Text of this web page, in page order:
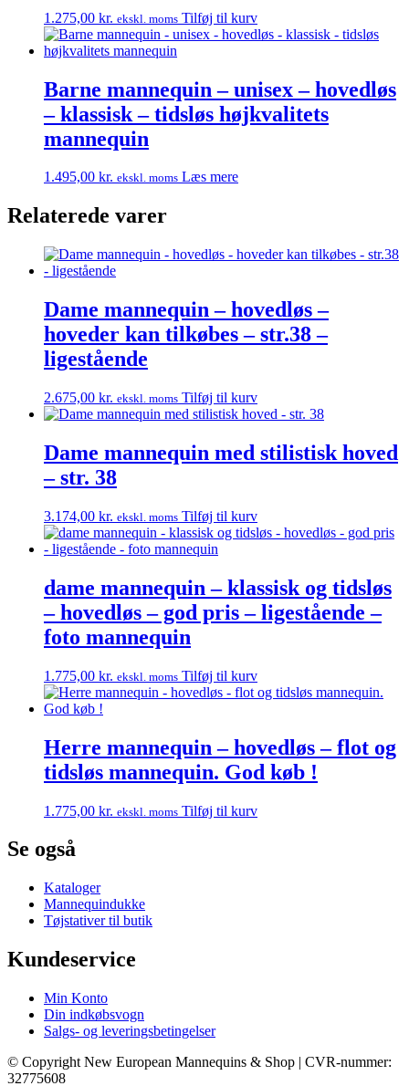
1.275,00 kr. ekskl. moms Tilføj til kurv
Barne mannequin – unisex – hovedløs
– klassisk – tidsløs højkvalitets
mannequin
1.495,00 kr. ekskl. moms Læs mere
Relaterede varer
Dame mannequin – hovedløs –
hoveder kan tilkøbes – str.38 –
ligestående
2.675,00 kr. ekskl. moms Tilføj til kurv
Dame mannequin med stilistisk hoved
– str. 38
3.174,00 kr. ekskl. moms Tilføj til kurv
dame mannequin – klassisk og tidsløs
– hovedløs – god pris – ligestående –
foto mannequin
1.775,00 kr. ekskl. moms Tilføj til kurv
Herre mannequin – hovedløs – flot og
tidsløs mannequin. God køb !
1.775,00 kr. ekskl. moms Tilføj til kurv
Se også
Kataloger
Mannequindukke
Tøjstativer til butik
Kundeservice
Min Konto
Din indkøbsvogn
Salgs- og leveringsbetingelser
© Copyright New European Mannequins & Shop | CVR-nummer:
32775608